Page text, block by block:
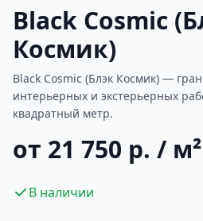
Black Cosmic
Космик)
Black Cosmic (Блэк Космик) —
интерьерных и экстерьерных
квадратный метр.
от 21 750 р. / м²
В наличии